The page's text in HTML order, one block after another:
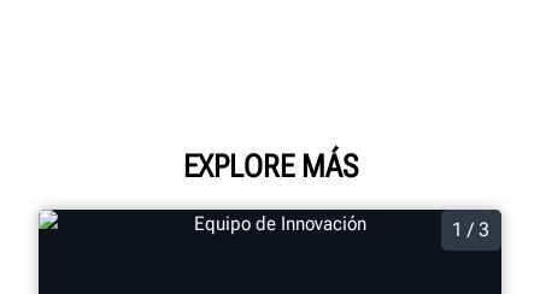
EXPLORE MÁS
1 / 3